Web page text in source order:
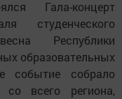
Гала-концерт
студенческого
Республики
образовательных
событие собрало
со всего региона,